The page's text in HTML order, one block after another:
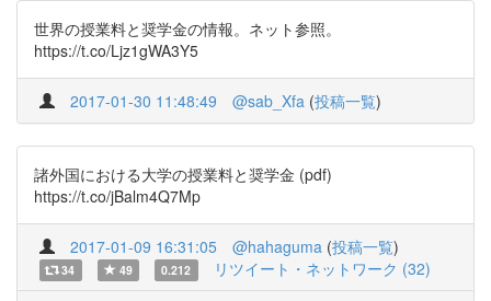
世界の授業料と奨学金の情報。ネット参照。
https://t.co/Ljz1gWA3Y5
2017-01-30 11:48:49 @sab_Xfa (投稿一覧)
諸外国における大学の授業料と奨学金 (pdf)
https://t.co/jBalm4Q7Mp
2017-01-09 16:31:05 @hahaguma (投稿一覧)
34 49 0.212 リツイート・ネットワーク (32)